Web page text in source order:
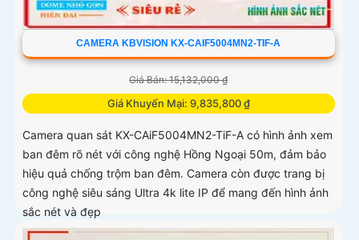
CAMERA KBVISION KX-CAIF5004MN2-TIF-A
Giá Bán: 15,132,000 ₫
Giá Khuyến Mại: 9,835,800 ₫
Camera quan sát KX-CAiF5004MN2-TiF-A có hình ảnh xem
ban đêm rõ nét với công nghệ Hồng Ngoại 50m, đảm bảo
hiệu quả chống trộm ban đêm. Camera còn được trang bị
công nghệ siêu sáng Ultra 4k lite IP để mang đến hình ảnh
sắc nét và đẹp